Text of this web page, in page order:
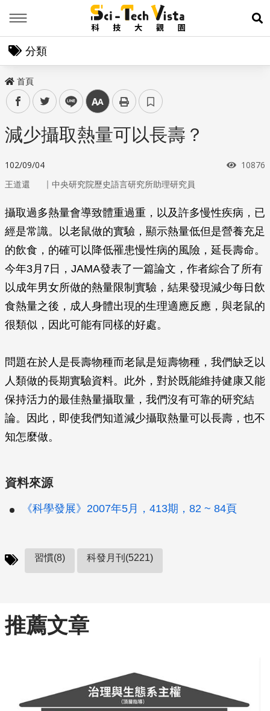
展
分類
首頁
facebooktwitter line 中
減少攝取熱量可以長壽？
102/09/04 瀏覽次
10876
王道還 ｜ 中央研究院歷史語言研究所助理研究員
攝取過多熱量會導致體重過重，以及許多慢性疾病，已
經是常識。以老鼠做的實驗，顯示熱量低但是營養充足
的飲食，的確可以降低罹患慢性病的風險，延長壽命。
今年3月7日， JAMA發表了一篇論文，作者綜合了所有
以成年男女所做的熱量限制實驗，結果發現減少每日飲
食熱量之後，成人身體出現的生理適應反應，與老鼠的
很類似，因此可能有同樣的好處。
問題在於人是長壽物種而老鼠是短壽物種，我們缺乏以
人類做的長期實驗資料。此外，對於既能維持健康又能
保持活力的最佳熱量攝取量，我們沒有可靠的研究結
論。因此，即使我們知道減少攝取熱量可以長壽，也不
知怎麼做。
資料來源
《科學發展》2007年5月，413期，82 ~ 84頁
習慣(8) 科發月刊(5221)
推薦文章